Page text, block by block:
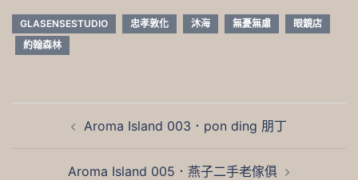
GLASENSESTUDIO 忠孝敦化 沐海 無憂無慮
眼鏡店
約翰森林
Aroma Island 003．pon ding 朋丁
Aroma Island 005．燕子二手老傢俱